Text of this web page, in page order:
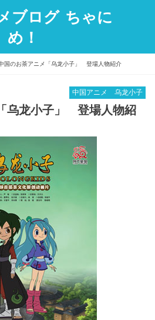
ブログ ちゃに
め！
国のお茶アニメ「乌龙小子」 登場人物紹介
中国アニメ 乌龙小子
乌龙小子」 登場人物紹